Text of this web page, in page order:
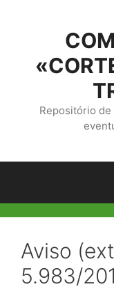
conteúdo
Repositório de
Aviso
5.983/